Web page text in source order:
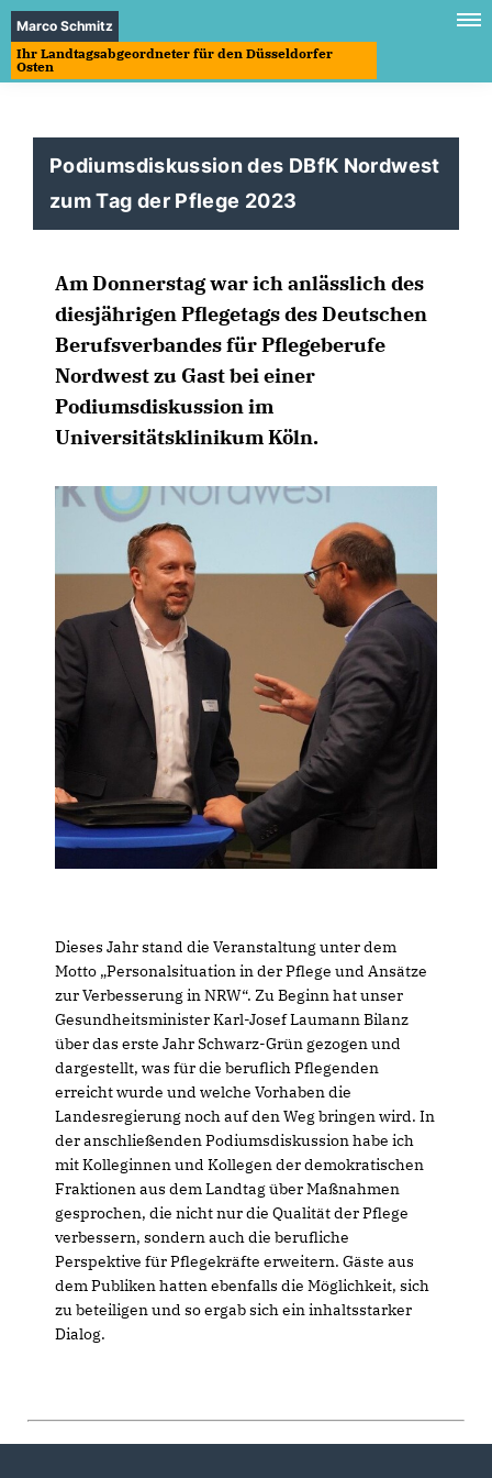
Marco Schmitz
Ihr Landtagsabgeordneter für den Düsseldorfer
Osten
Podiumsdiskussion des DBfK Nordwest
zum Tag der Pflege 2023
Am Donnerstag war ich anlässlich des
diesjährigen Pflegetags des Deutschen
Berufsverbandes für Pflegeberufe
Nordwest zu Gast bei einer
Podiumsdiskussion im
Universitätsklinikum Köln.
Dieses Jahr stand die Veranstaltung unter dem
Motto „Personalsituation in der Pflege und Ansätze
zur Verbesserung in NRW“. Zu Beginn hat unser
Gesundheitsminister Karl-Josef Laumann Bilanz
über das erste Jahr Schwarz-Grün gezogen und
dargestellt, was für die beruflich Pflegenden
erreicht wurde und welche Vorhaben die
Landesregierung noch auf den Weg bringen wird. In
der anschließenden Podiumsdiskussion habe ich
mit Kolleginnen und Kollegen der demokratischen
Fraktionen aus dem Landtag über Maßnahmen
gesprochen, die nicht nur die Qualität der Pflege
verbessern, sondern auch die berufliche
Perspektive für Pflegekräfte erweitern. Gäste aus
dem Publiken hatten ebenfalls die Möglichkeit, sich
zu beteiligen und so ergab sich ein inhaltsstarker
Dialog.